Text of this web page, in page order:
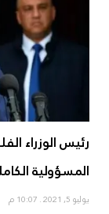
رئيس الوزراء
المسؤولية
يوليو 5, 2021